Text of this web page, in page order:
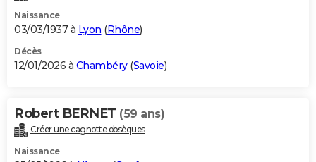
Naissance
03/03/1937 à Lyon (Rhône)
Décès
12/01/2026 à Chambéry(Savoie)
Robert BERNET (59 ans)
Créer une cagnotte obsèques
Naissance